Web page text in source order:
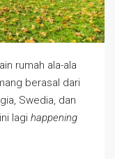
rumah ala-ala
berasal dari
Swedia, dan
lagi happening